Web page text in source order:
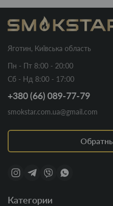
Яготин, Київська область
Пн - Пт 8:00 - 20:00
Сб - Нд 8:00 - 17:00
+380 (66) 089-77-79
smokstar.com.ua@gmail.com
Категории